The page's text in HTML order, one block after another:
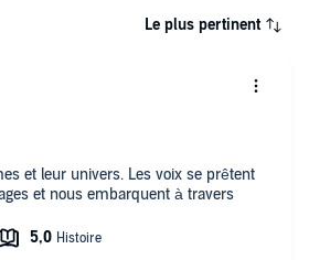
attirent souvent vers les ténèbres.
(P)2021 Audible Studios
Le plus pertinent
et nous embarquent à travers